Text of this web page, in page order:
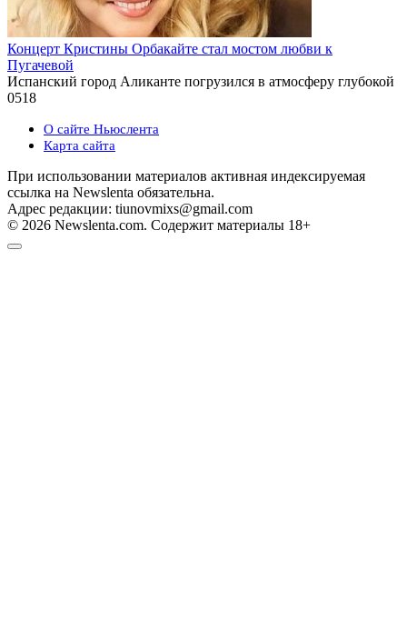
Концерт Кристины Орбакайте стал мостом любви к
Пугачевой
Испанский город Аликанте погрузился в атмосферу глубокой
0518
О сайте Ньюслента
Карта сайта
При использовании материалов активная индексируемая
ссылка на Newslenta обязательна.
Адрес редакции: tiunovmixs@gmail.com
© 2026 Newslenta.com. Содержит материалы 18+